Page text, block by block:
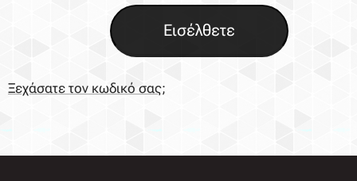
Εισέλθετε
Ξεχάσατε τον κωδικό σας;